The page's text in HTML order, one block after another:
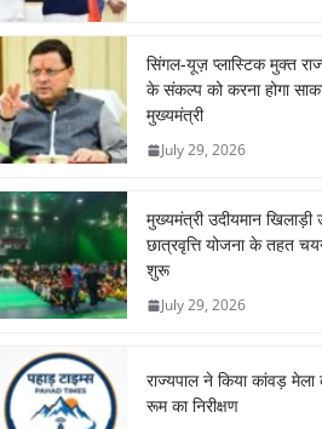
सिंगल-यूज़ प्लास्टिक मुक्त
के संकल्प को करना होगा
मुख्यमंत्री
July 29, 2026
मुख्यमंत्री उदीयमान खिलाड़ी
छात्रवृत्ति योजना के तहत
शुरू
July 29, 2026
राज्यपाल ने किया कांवड़
रूम का निरीक्षण